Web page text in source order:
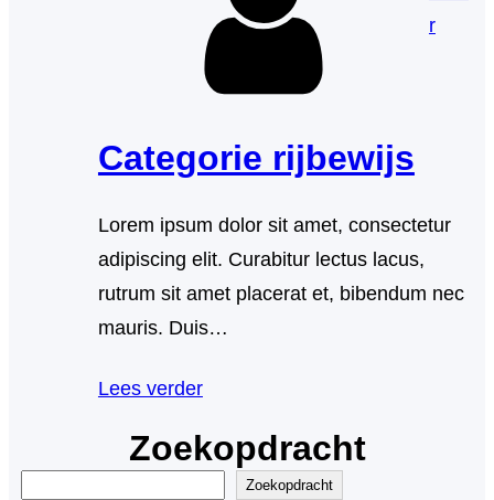
r
Categorie rijbewijs
Lorem ipsum dolor sit amet, consectetur
adipiscing elit. Curabitur lectus lacus,
rutrum sit amet placerat et, bibendum nec
mauris. Duis…
Lees verder
Zoekopdracht
Zoekopdracht